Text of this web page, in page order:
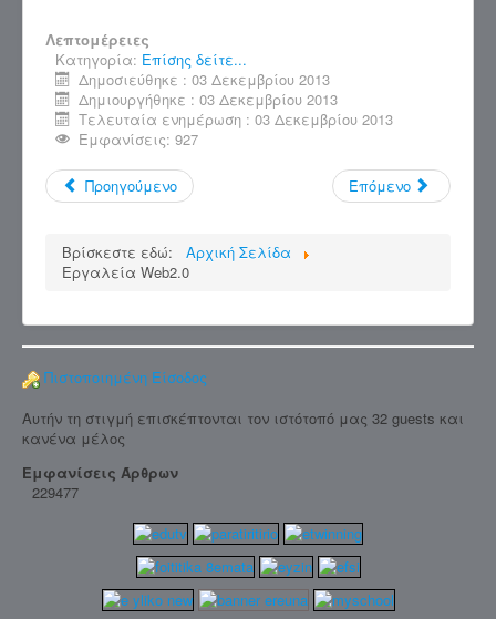
Λεπτομέρειες
Κατηγορία: Επίσης δείτε...
Δημοσιεύθηκε : 03 Δεκεμβρίου 2013
Δημιουργήθηκε : 03 Δεκεμβρίου 2013
Τελευταία ενημέρωση : 03 Δεκεμβρίου 2013
Εμφανίσεις: 927
Προηγούμενο Επόμενο
Βρίσκεστε εδώ:
Αρχική Σελίδα
Εργαλεία Web2.0
Πιστοποιημένη Είσοδος
Αυτήν τη στιγμή επισκέπτονται τον ιστότοπό μας 32 guests και
κανένα μέλος
Εμφανίσεις Άρθρων
229477